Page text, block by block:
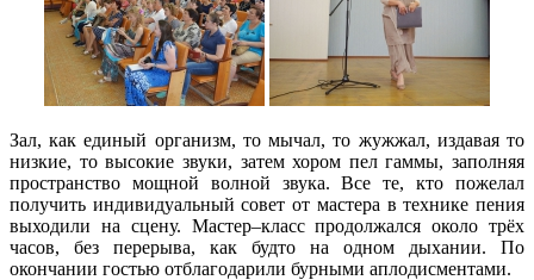
Зал, как единый организм, то мычал, то жужжал, издавая то
низкие, то высокие звуки, затем хором пел гаммы, заполняя
пространство мощной волной звука. Все те, кто пожелал
получить индивидуальный совет от мастера в технике пения
выходили на сцену. Мастер–класс продолжался около трёх
часов, без перерыва, как будто на одном дыхании. По
окончании гостью отблагодарили бурными аплодисментами.